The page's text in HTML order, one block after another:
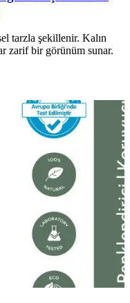
tarzla şekillenir. Kalın
zarif bir görünüm sunar.